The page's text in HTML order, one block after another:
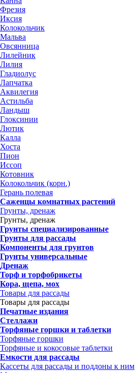
Фрезия
Иксия
Колокольчик
Мальва
Овсянница
Лилейник
Лилия
Гладиолус
Лапчатка
Аквилегия
Астильба
Ландыш
Глоксинии
Лютик
Калла
Хоста
Пион
Иссоп
Котовник
Колокольчик (корн.)
Герань полевая
Саженцы комнатных растений
Грунты, дренаж
Грунты, дренаж
Грунты специализированные
Грунты для рассады
Компоненты для грунтов
Грунты универсальные
Дренаж
Торф и торфобрикеты
Кора, щепа, мох
Товары для рассады
Товары для рассады
Печатные издания
Стеллажи
Торфяные горшки и таблетки
Торфяные горшки
Торфяные и кокосовые таблетки
Емкости для рассады
Кассеты для рассады и поддоны к ним